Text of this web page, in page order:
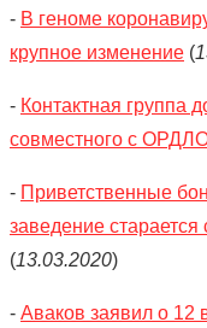
- В геноме
крупное изменение (
- Контактная группа
совместного с
- Приветственные
заведение старается
(13.03.2020)
- Аваков заявил о 12